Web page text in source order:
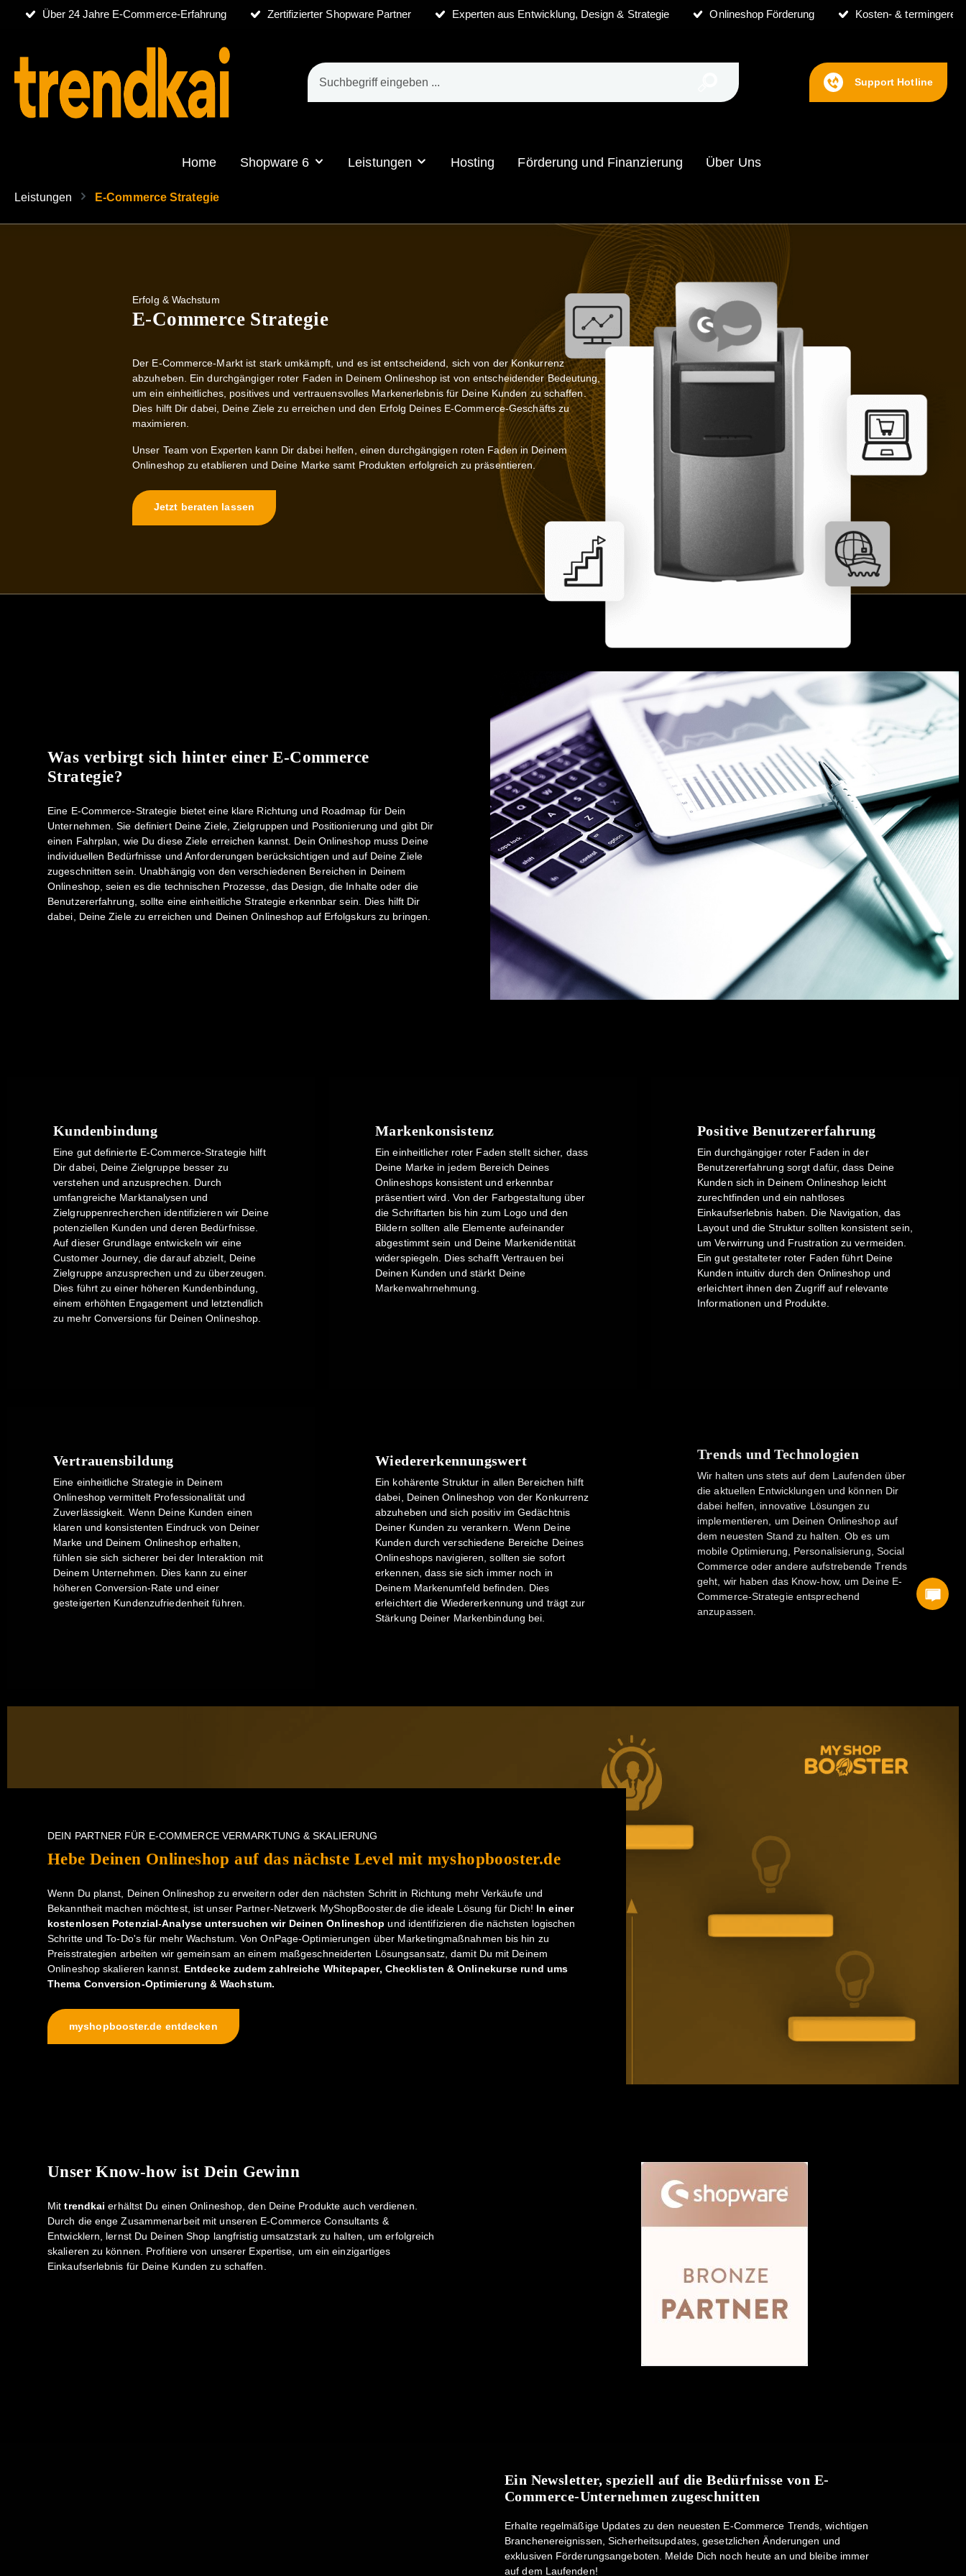
Über 24 Jahre E-Commerce-Erfahrung Zertifizierter Shopware Partner Experten aus Entwicklung, Design & Strategie Onlineshop Förderung Kosten- &
Support Hotline
Home Shopware 6 Leistungen Hosting Förderung und Finanzierung Über Uns
Leistungen E-Commerce Strategie
Erfolg & Wachstum
E-Commerce Strategie
Der E-Commerce-Markt ist stark umkämpft, und es ist entscheidend, sich von der Konkurrenz
abzuheben. Ein durchgängiger roter Faden in Deinem Onlineshop ist von entscheidender Bedeutung,
um ein einheitliches, positives und vertrauensvolles Markenerlebnis für Deine Kunden zu schaffen.
Dies hilft Dir dabei, Deine Ziele zu erreichen und den Erfolg Deines E-Commerce-Geschäfts zu
maximieren.
Unser Team von Experten kann Dir dabei helfen, einen durchgängigen roten Faden in Deinem
Onlineshop zu etablieren und Deine Marke samt Produkten erfolgreich zu präsentieren.
Jetzt beraten lassen
Was verbirgt sich hinter einer E-Commerce
Strategie?
Eine E-Commerce-Strategie bietet eine klare Richtung und Roadmap für Dein
Unternehmen. Sie definiert Deine Ziele, Zielgruppen und Positionierung und gibt Dir
einen Fahrplan, wie Du diese Ziele erreichen kannst. Dein Onlineshop muss Deine
individuellen Bedürfnisse und Anforderungen berücksichtigen und auf Deine Ziele
zugeschnitten sein. Unabhängig von den verschiedenen Bereichen in Deinem
Onlineshop, seien es die technischen Prozesse, das Design, die Inhalte oder die
Benutzererfahrung, sollte eine einheitliche Strategie erkennbar sein. Dies hilft Dir
dabei, Deine Ziele zu erreichen und Deinen Onlineshop auf Erfolgskurs zu bringen.
Kundenbindung
Eine gut definierte E-Commerce-Strategie hilft
Dir dabei, Deine Zielgruppe besser zu
verstehen und anzusprechen. Durch
umfangreiche Marktanalysen und
Zielgruppenrecherchen identifizieren wir Deine
potenziellen Kunden und deren Bedürfnisse.
Auf dieser Grundlage entwickeln wir eine
Customer Journey, die darauf abzielt, Deine
Zielgruppe anzusprechen und zu überzeugen.
Dies führt zu einer höheren Kundenbindung,
einem erhöhten Engagement und letztendlich
zu mehr Conversions für Deinen Onlineshop.
Markenkonsistenz
Ein einheitlicher roter Faden stellt sicher, dass
Deine Marke in jedem Bereich Deines
Onlineshops konsistent und erkennbar
präsentiert wird. Von der Farbgestaltung über
die Schriftarten bis hin zum Logo und den
Bildern sollten alle Elemente aufeinander
abgestimmt sein und Deine Markenidentität
widerspiegeln. Dies schafft Vertrauen bei
Deinen Kunden und stärkt Deine
Markenwahrnehmung.
Positive Benutzererfahrung
Ein durchgängiger roter Faden in der
Benutzererfahrung sorgt dafür, dass Deine
Kunden sich in Deinem Onlineshop leicht
zurechtfinden und ein nahtloses
Einkaufserlebnis haben. Die Navigation, das
Layout und die Struktur sollten konsistent sein,
um Verwirrung und Frustration zu vermeiden.
Ein gut gestalteter roter Faden führt Deine
Kunden intuitiv durch den Onlineshop und
erleichtert ihnen den Zugriff auf relevante
Informationen und Produkte.
Vertrauensbildung
Eine einheitliche Strategie in Deinem
Onlineshop vermittelt Professionalität und
Zuverlässigkeit. Wenn Deine Kunden einen
klaren und konsistenten Eindruck von Deiner
Marke und Deinem Onlineshop erhalten,
fühlen sie sich sicherer bei der Interaktion mit
Deinem Unternehmen. Dies kann zu einer
höheren Conversion-Rate und einer
gesteigerten Kundenzufriedenheit führen.
Wiedererkennungswert
Ein kohärente Struktur in allen Bereichen hilft
dabei, Deinen Onlineshop von der Konkurrenz
abzuheben und sich positiv im Gedächtnis
Deiner Kunden zu verankern. Wenn Deine
Kunden durch verschiedene Bereiche Deines
Onlineshops navigieren, sollten sie sofort
erkennen, dass sie sich immer noch in
Deinem Markenumfeld befinden. Dies
erleichtert die Wiedererkennung und trägt zur
Stärkung Deiner Markenbindung bei.
Trends und Technologien
Wir halten uns stets auf dem Laufenden über
die aktuellen Entwicklungen und können Dir
dabei helfen, innovative Lösungen zu
implementieren, um Deinen Onlineshop auf
dem neuesten Stand zu halten. Ob es um
mobile Optimierung, Personalisierung, Social
Commerce oder andere aufstrebende Trends
geht, wir haben das Know-how, um Deine E-
Commerce-Strategie entsprechend
anzupassen.
DEIN PARTNER FÜR E-COMMERCE VERMARKTUNG & SKALIERUNG
Hebe Deinen Onlineshop auf das nächste Level mit myshopbooster.de
Wenn Du planst, Deinen Onlineshop zu erweitern oder den nächsten Schritt in Richtung mehr Verkäufe und
Bekanntheit machen möchtest, ist unser Partner-Netzwerk MyShopBooster.de die ideale Lösung für Dich!
In einer
kostenlosen Potenzial-Analyse untersuchen wir Deinen Onlineshop und identifizieren die nächsten logischen
Schritte und To-Do's für mehr Wachstum. Von OnPage-Optimierungen über Marketingmaßnahmen bis hin zu
Preisstrategien arbeiten wir gemeinsam an einem maßgeschneiderten Lösungsansatz, damit Du mit Deinem
Onlineshop skalieren kannst. Entdecke zudem zahlreiche Whitepaper, Checklisten & Onlinekurse rund ums
Thema Conversion-Optimierung & Wachstum.
myshopbooster.de entdecken
Unser Know-how ist Dein Gewinn
Mittrendkai erhältst Du einen Onlineshop, den Deine Produkte auch verdienen.
Durch die enge Zusammenarbeit mit unseren E-Commerce Consultants &
Entwicklern, lernst Du Deinen Shop langfristig umsatzstark zu halten, um erfolgreich
skalieren zu können. Profitiere von unserer Expertise, um ein einzigartiges
Einkaufserlebnis für Deine Kunden zu schaffen.
Ein Newsletter, speziell auf die Bedürfnisse von E-
Commerce-Unternehmen zugeschnitten
Erhalte regelmäßige Updates zu den neuesten E-Commerce Trends, wichtigen
Branchenereignissen, Sicherheitsupdates, gesetzlichen Änderungen und
exklusiven Förderungsangeboten. Melde Dich noch heute an und bleibe immer
auf dem Laufenden!